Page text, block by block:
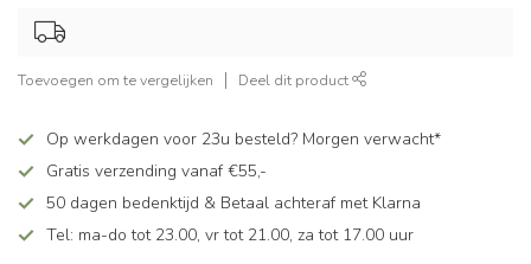
Toevoegen om te vergelijken Deel dit product
Op werkdagen voor 23u besteld? Morgen verwacht*
Gratis verzending vanaf €55,-
50 dagen bedenktijd & Betaal achteraf met Klarna
Tel: ma-do tot 23.00, vr tot 21.00, za tot 17.00 uur